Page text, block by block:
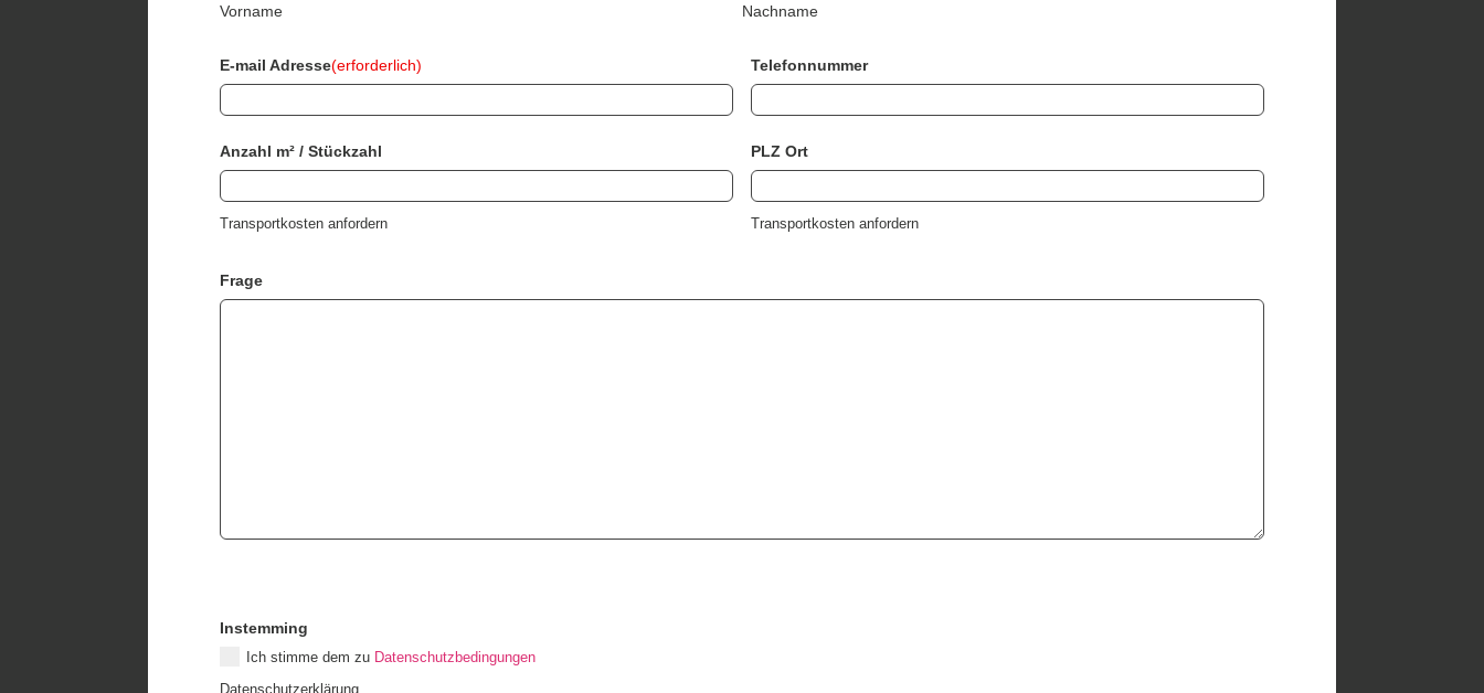
Vorname Nachname
E-mail Adresse(erforderlich) Telefonnummer
Anzahl m² / Stückzahl
Transportkosten anfordern
PLZ Ort
Transportkosten anfordern
Frage
Instemming
Ich stimme dem zu Datenschutzbedingungen
Datenschutzerklärung